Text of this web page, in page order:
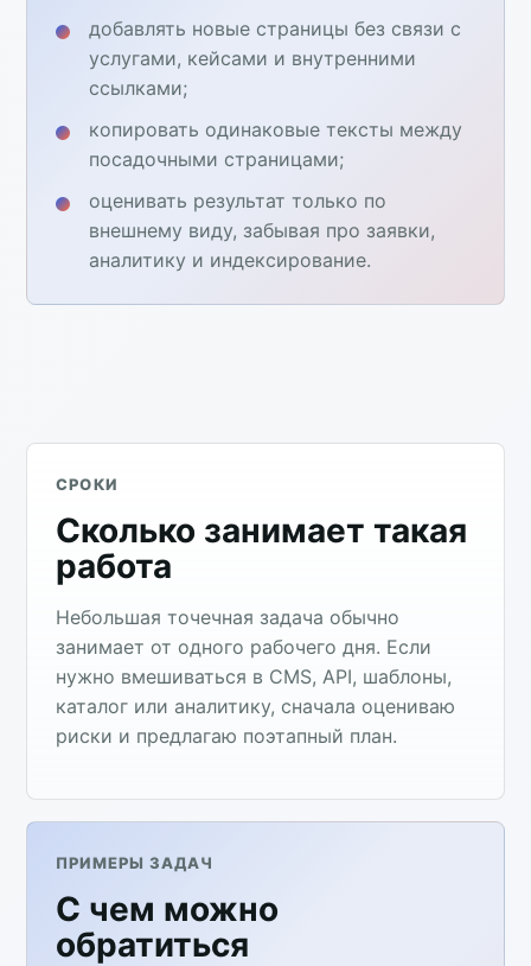
добавлять новые страницы без связи с
услугами, кейсами и внутренними
ссылками;
копировать одинаковые тексты между
посадочными страницами;
оценивать результат только по
внешнему виду, забывая про заявки,
аналитику и индексирование.
СРОКИ
Сколько занимает такая
работа
Небольшая точечная задача обычно
занимает от одного рабочего дня. Если
нужно вмешиваться в CMS, API, шаблоны,
каталог или аналитику, сначала оцениваю
риски и предлагаю поэтапный план.
ПРИМЕРЫ ЗАДАЧ
С чем можно
обратиться